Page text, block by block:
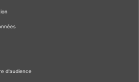
d'audience